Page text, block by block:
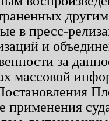
в пресс-
и
за
массовой
применения